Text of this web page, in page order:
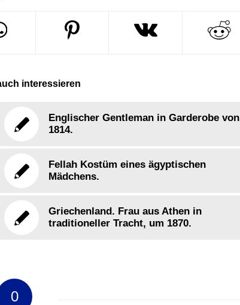
interessieren
Englischer Gentleman in Garderobe von
1814.
Fellah Kostüm eines ägyptischen
Mädchens.
Griechenland. Frau aus Athen in
traditioneller Tracht, um 1870.
0